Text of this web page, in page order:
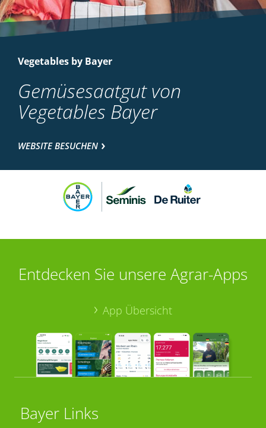
Vegetables by Bayer
Gemüsesaatgut von
Vegetables Bayer
WEBSITE BESUCHEN
Entdecken Sie unsere Agrar-Apps
App Übersicht
Bayer Links